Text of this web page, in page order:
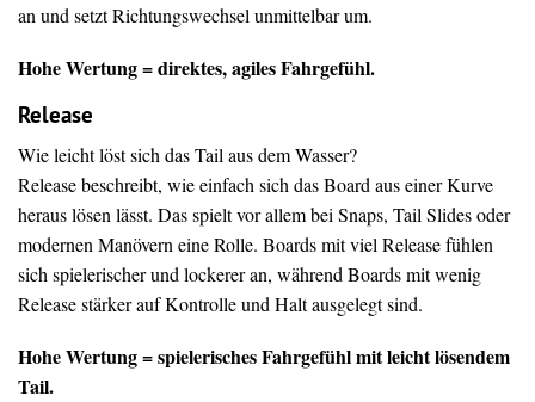
an und setzt Richtungswechsel unmittelbar um.
Hohe Wertung = direktes, agiles Fahrgefühl.
Release
Wie leicht löst sich das Tail aus dem Wasser?
Release beschreibt, wie einfach sich das Board aus einer Kurve
heraus lösen lässt. Das spielt vor allem bei Snaps, Tail Slides oder
modernen Manövern eine Rolle. Boards mit viel Release fühlen
sich spielerischer und lockerer an, während Boards mit wenig
Release stärker auf Kontrolle und Halt ausgelegt sind.
Hohe Wertung = spielerisches Fahrgefühl mit leicht lösendem
Tail.